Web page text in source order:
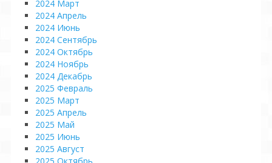
2024 Март
2024 Апрель
2024 Июнь
2024 Сентябрь
2024 Октябрь
2024 Ноябрь
2024 Декабрь
2025 Февраль
2025 Март
2025 Апрель
2025 Май
2025 Июнь
2025 Август